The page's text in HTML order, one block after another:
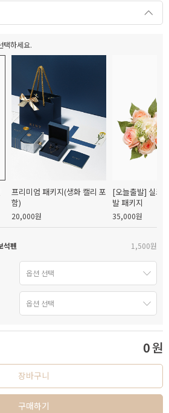
택하세요.
프리미엄 패키지(생화 캘리 포
함)
20,000원
[오늘출발] 실크
발 패키지
35,000원
석펜 1,500원
0원
장바구니
구매하기